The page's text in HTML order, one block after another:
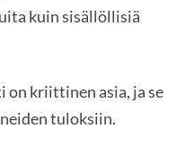
kuin sisällöllisiä
on kriittinen asia, ja se
tuloksiin.